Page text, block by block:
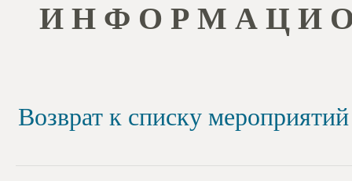
И Н Ф О Р М А Ц И
Возврат к списку мероприятий